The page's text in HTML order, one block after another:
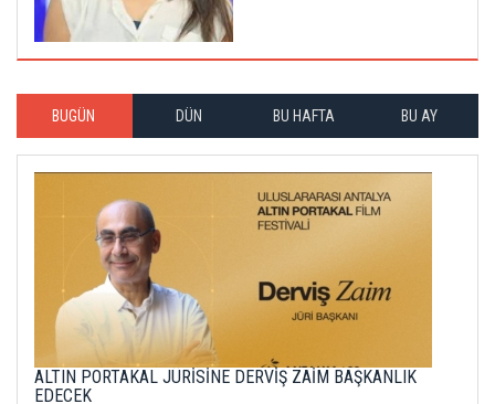
BUGÜN DÜN BU HAFTA BU AY
ALTIN PORTAKAL JÜRİSİNE DERVİŞ ZAİM BAŞKANLIK
EDECEK